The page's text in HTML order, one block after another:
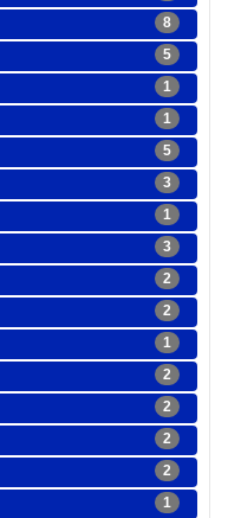
8
5
1
1
5
3
1
3
2
2
1
2
2
2
2
1